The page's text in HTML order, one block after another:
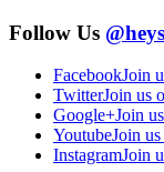
Follow Us
FacebookJoin
TwitterJoin us
Google+Join
YoutubeJoin
InstagramJoin